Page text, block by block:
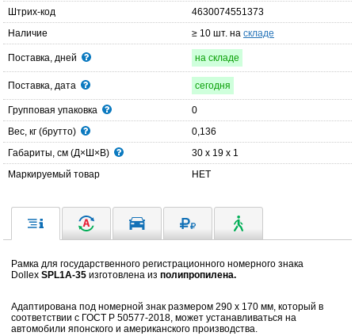
Штрих-код
4630074551373
Наличие
≥ 10 шт. на складе
Поставка, дней на складе
Поставка, дата сегодня
Групповая упаковка
0
Вес, кг (брутто)
0,136
Габариты, см (Д×Ш×В)
30 x 19 x 1
Маркируемый товар
НЕТ
Рамка для государственного регистрационного номерного знака
Dollex SPL1A-35 изготовлена из полипропилена.
Адаптирована под номерной знак размером 290 х 170 мм, который в
соответствии с ГОСТ Р 50577-2018, может устанавливаться на
автомобили японского и американского производства.